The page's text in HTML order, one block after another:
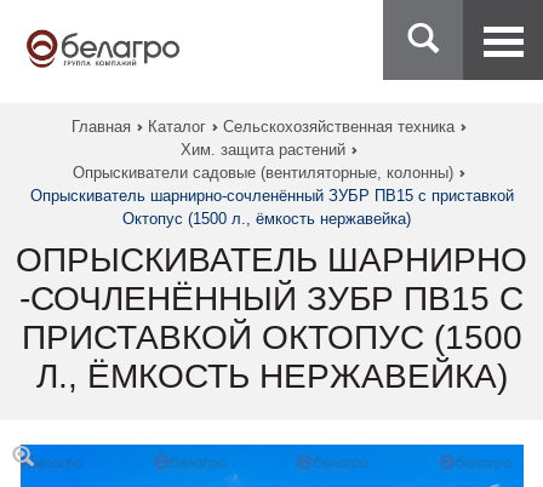
Главная Каталог
Сельскохозяйственная техника
Хим. защита растений
Опрыскиватели садовые (вентиляторные, колонны)
Опрыскиватель шарнирно-сочленённый ЗУБР ПВ15 с приставкой
Октопус (1500 л., ёмкость нержавейка)
ОПРЫСКИВАТЕЛЬ ШАРНИРНО
-СОЧЛЕНЁННЫЙ ЗУБР ПВ15 С
ПРИСТАВКОЙ ОКТОПУС (1500
Л., ЁМКОСТЬ НЕРЖАВЕЙКА)